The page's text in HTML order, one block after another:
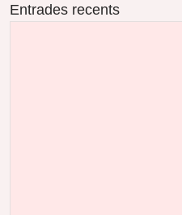
Entrades recents